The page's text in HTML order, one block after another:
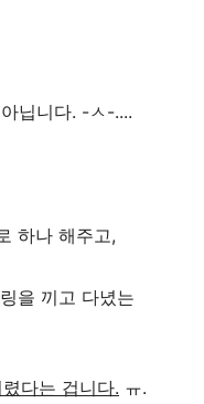
닙니다. -ㅅ-....
하나 해주고,
을 끼고 다녔는
다는 겁니다. ㅠ.